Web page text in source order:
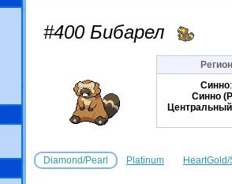
#400 Бибарел
Синно
Синно
Diamond/Pearl Platinum